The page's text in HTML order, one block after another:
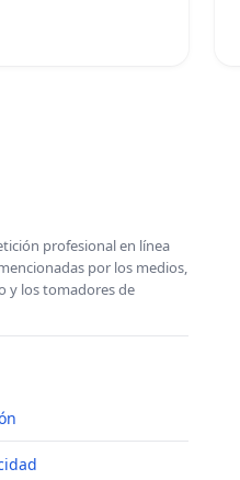
profesional en línea
por los medios,
y los tomadores de